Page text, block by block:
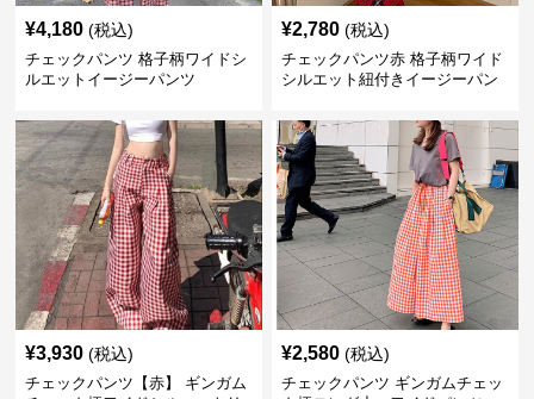
¥4,180 (税込)
チェックパンツ 格子柄ワイドシ
ルエットイージーパンツ
¥2,780 (税込)
チェックパンツ赤 格子柄ワイド
シルエット紐付きイージーパン
¥3,930 (税込)
チェックパンツ【赤】 ギンガム
¥2,580 (税込)
チェックパンツ ギンガムチェッ